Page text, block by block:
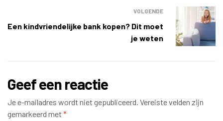
VOLGENDE
Een kindvriendelijke bank kopen? Dit moet
je weten
Geef een reactie
Je e-mailadres wordt niet gepubliceerd. Vereiste velden zijn
gemarkeerd met *